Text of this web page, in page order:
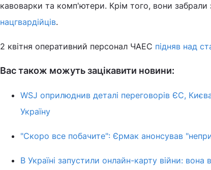
кавоварки та комп'ютери. Крім того, вони забрали
нацгвардійців.
2 квітня оперативний персонал ЧАЕС підняв над
Вас також можуть зацікавити новини:
WSJ оприлюднив деталі переговорів ЄС,
Україну
"Скоро все побачите": Єрмак анонсував
В Україні запустили онлайн-карту війни: